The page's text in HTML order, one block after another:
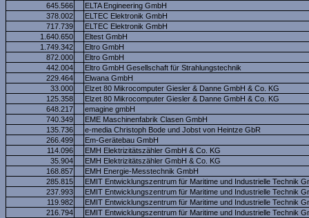
645.566
ELTA Engineering GmbH
378.002
ELTEC Elektronik GmbH
717.739
ELTEC Elektronik GmbH
1.640.650
Eltest GmbH
1.749.342
Eltro GmbH
872.000
Eltro GmbH
442.004
Eltro GmbH Gesellschaft für Strahlungstechnik
229.464
Elwana GmbH
33.000
Elzet 80 Mikrocomputer Giesler & Danne GmbH & Co. KG
125.358
Elzet 80 Mikrocomputer Giesler & Danne GmbH & Co. KG
648.217
emagine gmbH
740.349
EME Maschinenfabrik Clasen GmbH
135.736
e-media Christoph Bode und Jobst von Heintze GbR
266.499
Em-Gerätebau GmbH
114.096
EMH Elektrizitätszähler GmbH & Co. KG
35.904
EMH Elektrizitätszähler GmbH & Co. KG
168.857
EMH Energie-Messtechnik GmbH
285.815
EMIT Entwicklungszentrum für Maritime und Industrielle Technik
237.993
EMIT Entwicklungszentrum für Maritime und Industrielle Technik
119.982
EMIT Entwicklungszentrum für Maritime und Industrielle Technik
216.794
EMIT Entwicklungszentrum für Maritime und Industrielle Technik